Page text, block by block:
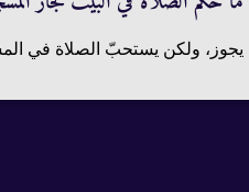
يجوز، ولكن يستحبّ الصلاة في